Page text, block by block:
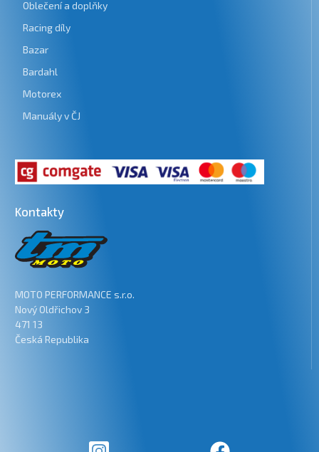
Oblečení a doplňky
Racing díly
Bazar
Bardahl
Motorex
Manuály v ČJ
Kontakty
MOTO PERFORMANCE s.r.o.
Nový Oldřichov 3
471 13
Česká Republika